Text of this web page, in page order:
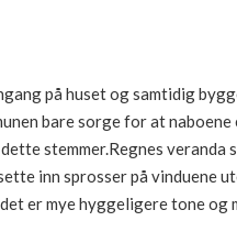
på huset og samtidig
bare sorge for at
stemmer.Regnes
inn sprosser på vinduene
er mye hyggeligere tone og